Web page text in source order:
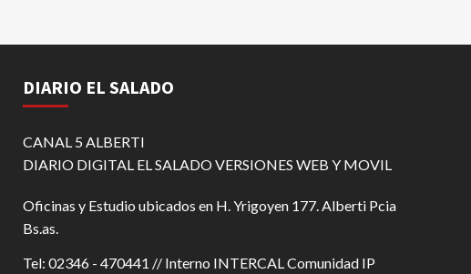
DIARIO EL SALADO
CANAL 5 ALBERTI
DIARIO DIGITAL EL SALADO VERSIONES WEB Y MOVIL
Oficinas y Estudio ubicados en H. Yrigoyen 177. Alberti Pcia
Bs.as.
Tel: 02346 - 470441 // Interno INTERCAL Comunidad IP